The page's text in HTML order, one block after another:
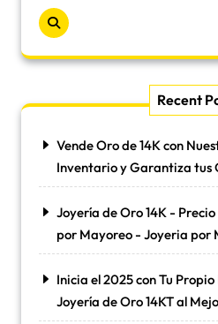
Recent
Vende Oro de 14K con
Inventario y Garantiza tus
Joyería de Oro 14K -
por Mayoreo - Joyeria por
Inicia el 2025 con Tu
Joyería de Oro 14KT al